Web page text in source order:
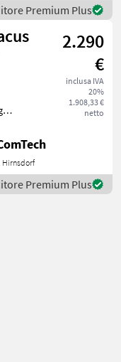
Premium Plus
2.290
€
inclusa IVA
20%
1.908,33 €
netto
Hirnsdorf
Premium Plus